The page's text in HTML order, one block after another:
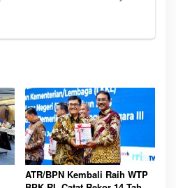
ATR/BPN Kembali Raih WTP